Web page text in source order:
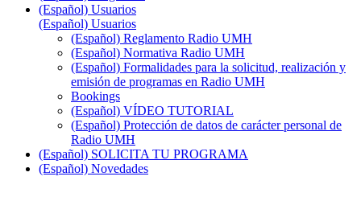
(Español) Usuarios
(Español) Usuarios
(Español) Reglamento Radio UMH
(Español) Normativa Radio UMH
(Español) Formalidades para la solicitud, realización y
emisión de programas en Radio UMH
Bookings
(Español) VÍDEO TUTORIAL
(Español) Protección de datos de carácter personal de
Radio UMH
(Español) SOLICITA TU PROGRAMA
(Español) Novedades